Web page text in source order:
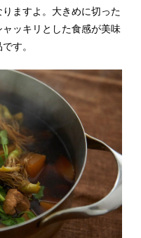
ますよ。大きめに切った
ッキリとした食感が美味
す。